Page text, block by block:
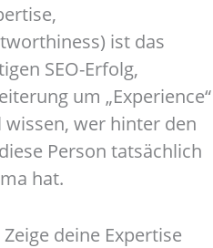
ist das
SEO-Erfolg,
um „Experience“
wissen, wer hinter den
Person tatsächlich
hat.
deine Expertise